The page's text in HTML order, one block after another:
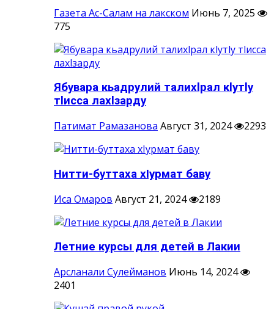
Газета Ас-Салам на лакском Июнь 7, 2025
775
Ябувара кьадрулий талихlрал кlутlу
тlисса лахlзарду
Патимат Рамазанова Август 31, 2024 2293
Нитти-буттаха хIурмат баву
Иса Омаров Август 21, 2024 2189
Летние курсы для детей в Лакии
Арсланали Сулейманов Июнь 14, 2024
2401